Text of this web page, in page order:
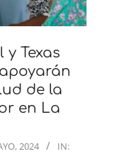
Texas
de la
en La
2024
IN: